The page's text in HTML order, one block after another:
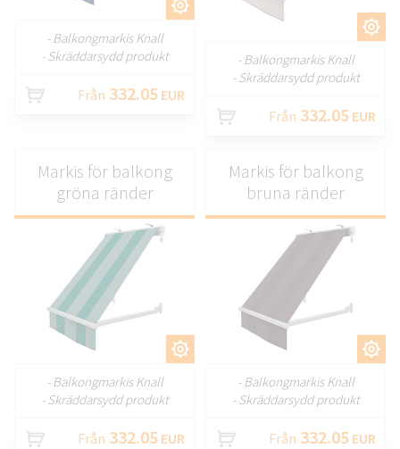
- Balkongmarkis Knall
- Skräddarsydd produkt
Från 332.05 EUR
- Balkongmarkis Knall
- Skräddarsydd produkt
Från 332.05 EUR
Markis för balkong
gröna ränder
- Balkongmarkis Knall
- Skräddarsydd produkt
Från 332.05 EUR
Markis för balkong
bruna ränder
- Balkongmarkis Knall
- Skräddarsydd produkt
Från 332.05 EUR